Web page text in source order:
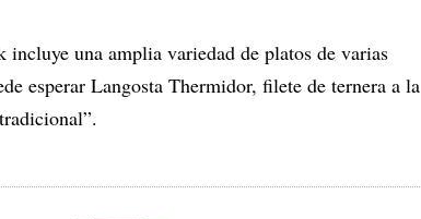
incluye una amplia variedad de platos de varias
esperar Langosta Thermidor, filete de ternera a la